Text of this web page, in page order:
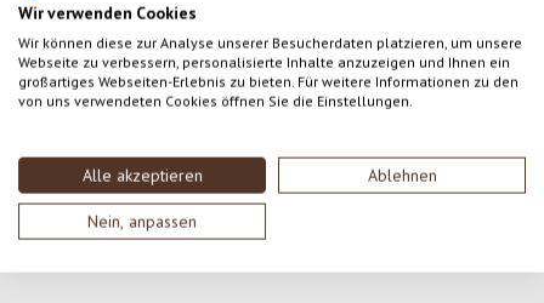
Wir verwenden Cookies
Wir können diese zur Analyse unserer Besucherdaten platzieren, um unsere
Webseite zu verbessern, personalisierte Inhalte anzuzeigen und Ihnen ein
großartiges Webseiten-Erlebnis zu bieten. Für weitere Informationen zu den
von uns verwendeten Cookies öffnen Sie die Einstellungen.
Alle akzeptieren Ablehnen
Nein, anpassen
Visualizza le valutazioni solo nella lingua corrente.